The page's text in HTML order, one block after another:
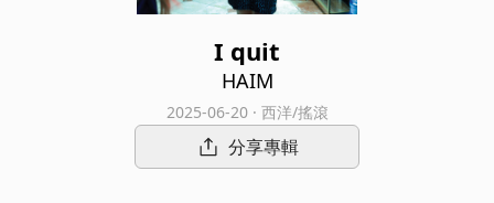
I quit
HAIM
2025-06-20 · 西洋/搖滾
分享專輯